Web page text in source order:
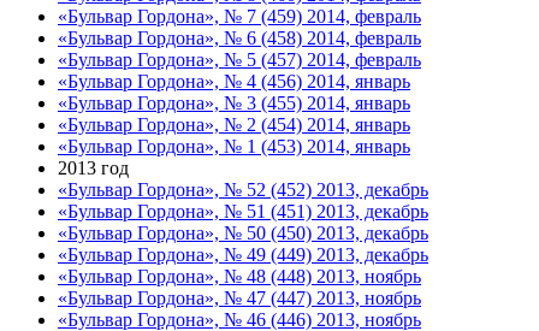
«Бульвар Гордона», № 7 (459) 2014, февраль
«Бульвар Гордона», № 6 (458) 2014, февраль
«Бульвар Гордона», № 5 (457) 2014, февраль
«Бульвар Гордона», № 4 (456) 2014, январь
«Бульвар Гордона», № 3 (455) 2014, январь
«Бульвар Гордона», № 2 (454) 2014, январь
«Бульвар Гордона», № 1 (453) 2014, январь
2013 год
«Бульвар Гордона», № 52 (452) 2013, декабрь
«Бульвар Гордона», № 51 (451) 2013, декабрь
«Бульвар Гордона», № 50 (450) 2013, декабрь
«Бульвар Гордона», № 49 (449) 2013, декабрь
«Бульвар Гордона», № 48 (448) 2013, ноябрь
«Бульвар Гордона», № 47 (447) 2013, ноябрь
«Бульвар Гордона», № 46 (446) 2013, ноябрь